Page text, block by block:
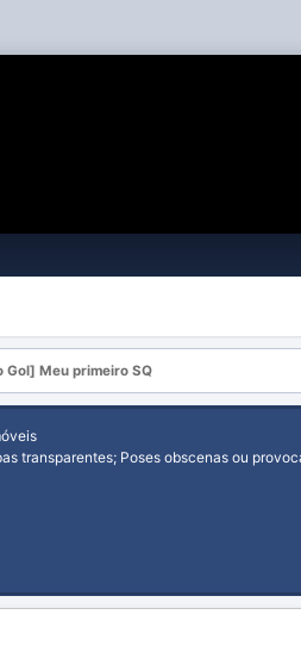
Gol] Meu primeiro SQ
transparentes; Poses obscenas ou